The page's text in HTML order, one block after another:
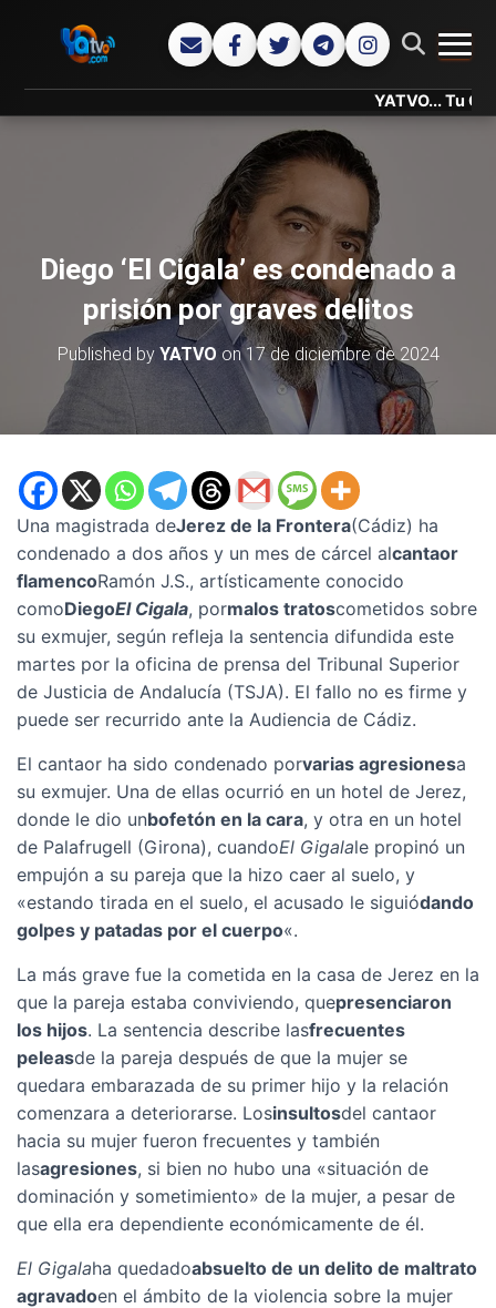
YATVO... Tu Canal
Diego ‘El Cigala’ es condenado a
prisión por graves delitos
Published by YATVOon17 de diciembre de 2024
Una magistrada deJerez de la Frontera(Cádiz) ha
condenado a dos años y un mes de cárcel alcantaor
flamencoRamón J.S., artísticamente conocido
comoDiegoEl Cigala, pormalos tratoscometidos sobre
su exmujer, según refleja la sentencia difundida este
martes por la oficina de prensa del Tribunal Superior
de Justicia de Andalucía (TSJA). El fallo no es firme y
puede ser recurrido ante la Audiencia de Cádiz.
El cantaor ha sido condenado porvarias agresionesa
su exmujer. Una de ellas ocurrió en un hotel de Jerez,
donde le dio unbofetón en la cara, y otra en un hotel
de Palafrugell (Girona), cuandoEl Gigalale propinó un
empujón a su pareja que la hizo caer al suelo, y
«estando tirada en el suelo, el acusado le siguiódando
golpes y patadas por el cuerpo«.
La más grave fue la cometida en la casa de Jerez en la
que la pareja estaba conviviendo, quepresenciaron
los hijos. La sentencia describe lasfrecuentes
peleasde la pareja después de que la mujer se
quedara embarazada de su primer hijo y la relación
comenzara a deteriorarse. Losinsultosdel cantaor
hacia su mujer fueron frecuentes y también
lasagresiones, si bien no hubo una «situación de
dominación y sometimiento» de la mujer, a pesar de
que ella era dependiente económicamente de él.
El Gigalaha quedadoabsuelto de un delito de maltrato
agravadoen el ámbito de la violencia sobre la mujer